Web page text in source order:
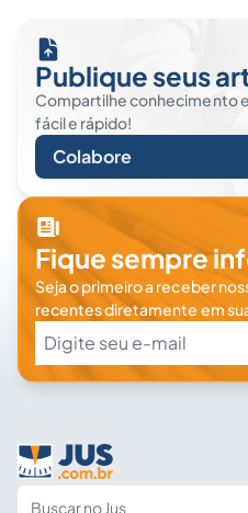
Publique seus
Compartilhe conhecimento
fácil e rápido!
Colabore
Fique sempre
Seja o primeiro a receber
recentes diretamente em